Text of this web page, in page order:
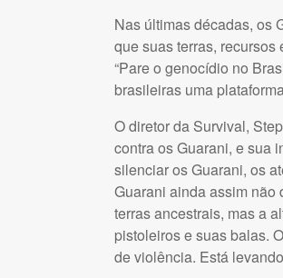
Nas últimas décadas, os
que suas terras,
“Pare o genocídio no
brasileiras uma
O diretor da Survival,
contra os Guarani, e sua
silenciar os Guarani, os
Guarani ainda assim não
terras ancestrais, mas a
pistoleiros e suas balas.
de violência. Está